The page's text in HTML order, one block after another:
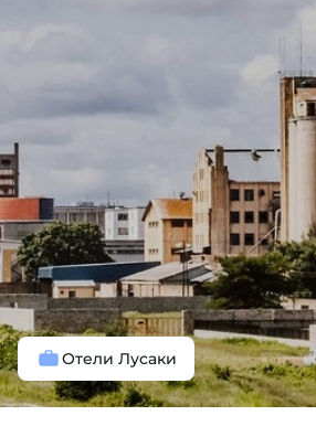
Отели Лусаки